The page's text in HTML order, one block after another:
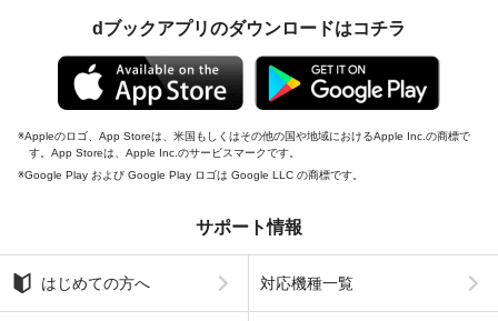
dブックアプリのダウンロードはコチラ
Appleのロゴ、App Storeは、米国もしくはその他の国や地域におけるApple Inc.の商標で
す。App Storeは、Apple Inc.のサービスマークです。
Google Play および Google Play ロゴは Google LLC の商標です。
サポート情報
はじめての方へ 対応機種一覧